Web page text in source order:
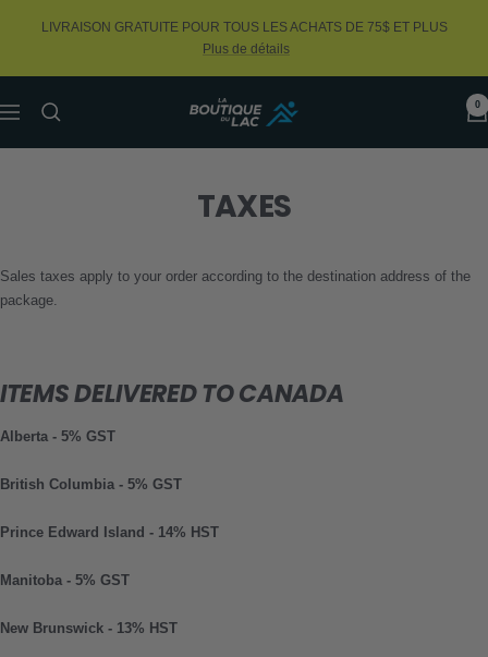
LIVRAISON GRATUITE POUR TOUS LES ACHATS DE 75$ ET PLUS
Plus de détails
Navigation
La
0
TAXES
Sales taxes apply to your order according to the destination address of the
package.
ITEMS DELIVERED TO CANADA
Alberta - 5% GST
British Columbia - 5% GST
Prince Edward Island - 14% HST
Manitoba - 5% GST
New Brunswick - 13% HST